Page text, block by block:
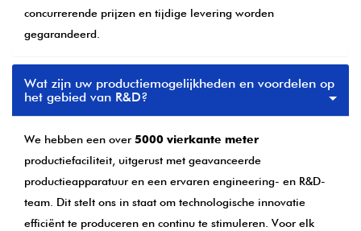
concurrerende prijzen en tijdige levering worden
gegarandeerd.
Wat zijn uw productiemogelijkheden en voordelen op
het gebied van R&D?
We hebben een over5000 vierkante meter
productiefaciliteit, uitgerust met geavanceerde
productieapparatuur en een ervaren engineering- en R&D-
team. Dit stelt ons in staat om technologische innovatie
efficiënt te produceren en continu te stimuleren. Voor elk